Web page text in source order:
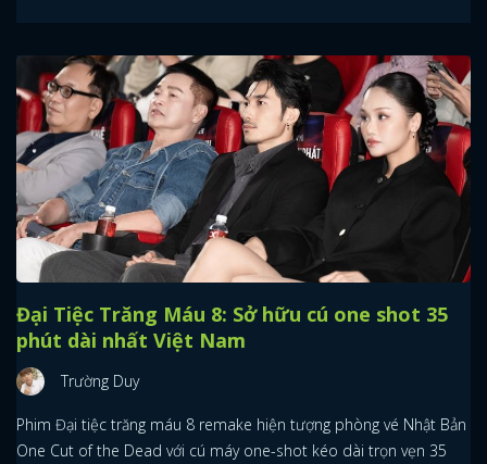
Đại Tiệc Trăng Máu 8: Sở hữu cú one shot 35
phút dài nhất Việt Nam
Trường Duy
Phim Đại tiệc trăng máu 8 remake hiện tượng phòng vé Nhật Bản
One Cut of the Dead với cú máy one-shot kéo dài trọn vẹn 35